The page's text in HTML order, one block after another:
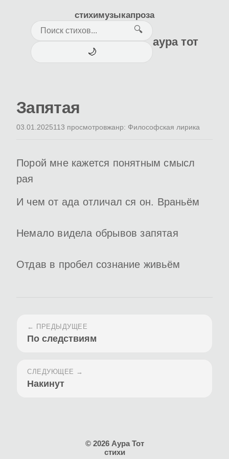
стихимузыкапроза
🔍
🌙
аура тот
Запятая
03.01.2025113 просмотровжанр: Философская лирика
Порой мне кажется понятным смысл
рая
И чем от ада отличал ся он. Враньём
Немало видела обрывов запятая
Отдав в пробел сознание живьём
← ПРЕДЫДУЩЕЕ
По следствиям
СЛЕДУЮЩЕЕ →
Накинут
© 2026 Аура Тот
стихи